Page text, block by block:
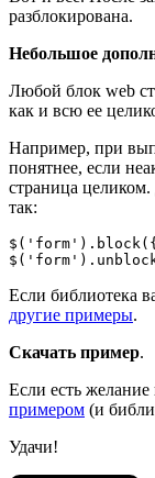
разблокирована.
Небольшое
Любой блок web
как и всю ее
Например, при
понятнее, если
страница
так:
Если библиотека
другие примеры.
Скачать пример.
Если есть желание
примером (и
Удачи!